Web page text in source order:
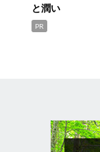
と潤い
PR